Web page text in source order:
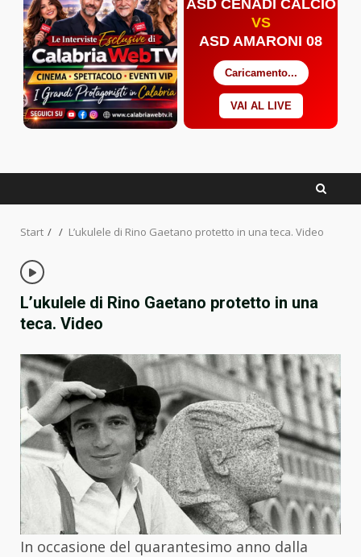
ASD CENADI CALCIO
VS
ASD AMARONI 08
Caricamento...
VAI AL LIVE
Start L’ukulele di Rino Gaetano protetto in una teca. Video
L’ukulele di Rino Gaetano protetto in una
teca. Video
In occasione del quarantesimo anno dalla